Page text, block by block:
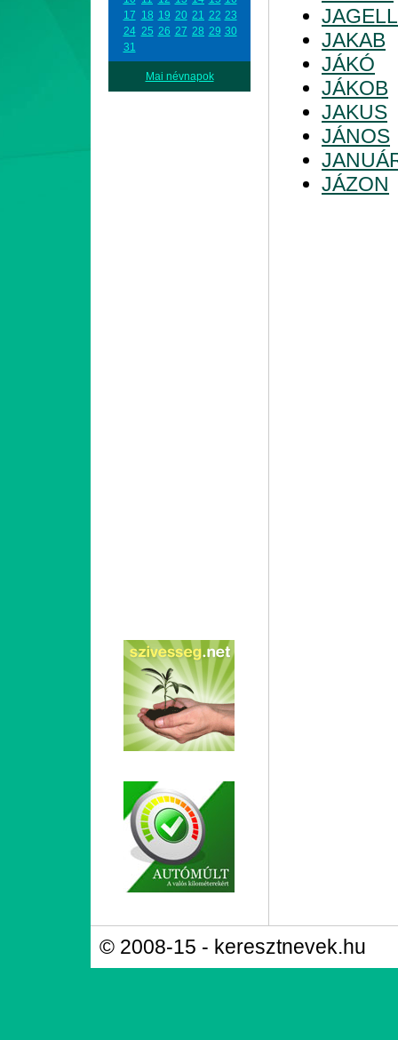
17 18 19 20 21 22 23
24 25 26 27 28 29 30
31
Mai névnapok
JAKAB
JÁKÓ
JÁKOB
JAKUS
JÁNOS
JÁZON
© 2008-15 - keresztnevek.hu